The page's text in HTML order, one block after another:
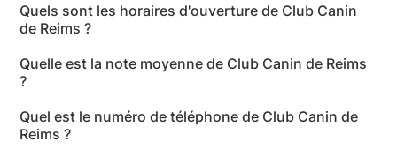
Albert 1er, 51100 Reims - Marne
Quels sont les horaires d'ouverture de Club Canin
de Reims ?
sont les suivants : lundi: Fermé - mardi: Fermé -
mercredi: Fermé - jeudi: Fermé - vendredi: Fermé -
samedi: 14:30-15:30 - dimanche: 10:00-11:00
Quelle est la note moyenne de Club Canin de Reims
?
moyenne de 4 sur 5.
Quel est le numéro de téléphone de Club Canin de
Reims ?